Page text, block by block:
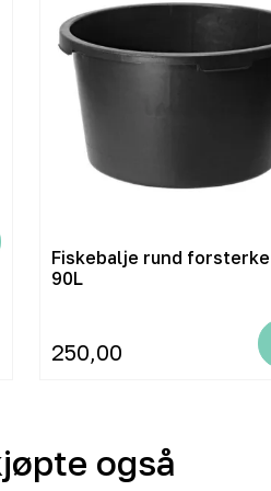
Fiskebalje rund
90L
250,00
også